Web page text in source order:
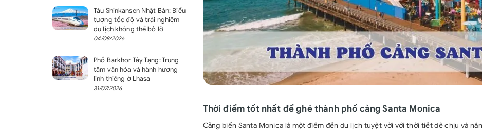
Thời điểm tốt nhất để ghé thành phố cảng Santa Monica
Cảng biển Santa Monica là một điểm đến du lịch tuyệt vời với thời tiết dễ chịu và
Tàu Shinkansen Nhật Bản: Biểu
tượng tốc độ và trải nghiệm
du lịch không thể bỏ lỡ
04/08/2026
Phố Barkhor Tây Tạng: Trung
tâm văn hóa và hành hương
linh thiêng ở Lhasa
31/07/2026